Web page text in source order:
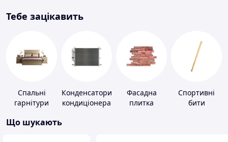
Тебе зацікавить
Спальні
гарнітури
Конденсатори
кондиціонера
Фасадна
плитка
Спортивні
бити
Що шукають